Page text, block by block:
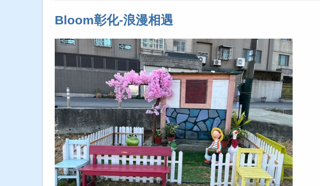
Bloom彰化-浪漫相遇